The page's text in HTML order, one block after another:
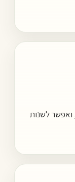
לשנות